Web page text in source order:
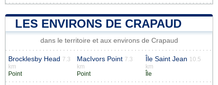
LES ENVIRONS DE CRAPAUD
dans le territoire et aux environs de Crapaud
Brocklesby Head 7.3
km
Point
MacIvors Point 7.3
km
Point
Île Saint Jean 10.5
km
Île